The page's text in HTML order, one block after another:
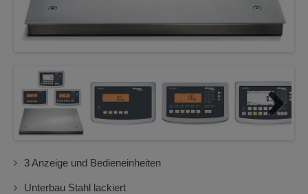
Next
3 Anzeige und Bedieneinheiten
Unterbau Stahl lackiert